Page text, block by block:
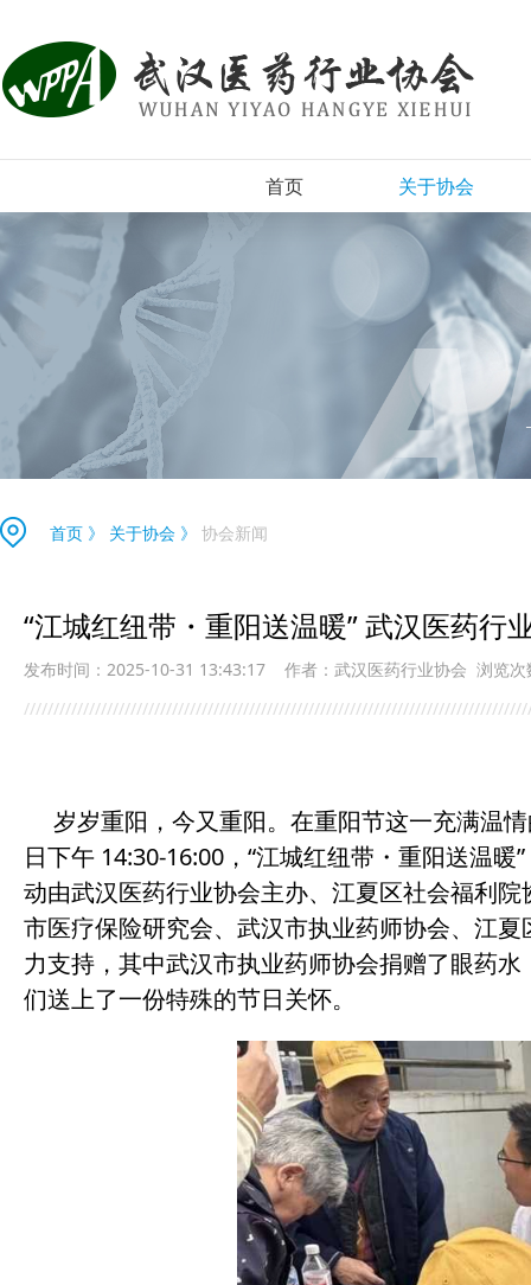
首页 关于协会
协会简介
组织机构
协会章程
入会须知
协会新闻
首页 》 关于协会 》 协会新闻
“江城红纽带・重阳送温暖” 武汉医药
发布时间：2025-10-31 13:43:17 作者：武汉医药行业协会 浏览
岁岁重阳，今又重阳。在重阳节这一充满温
日下午 14:30-16:00，“江城红纽带・重阳送温
动由武汉医药行业协会主办、江夏区社会福利
市医疗保险研究会、武汉市执业药师协会、江
力支持，其中武汉市执业药师协会捐赠了眼药
们送上了一份特殊的节日关怀。